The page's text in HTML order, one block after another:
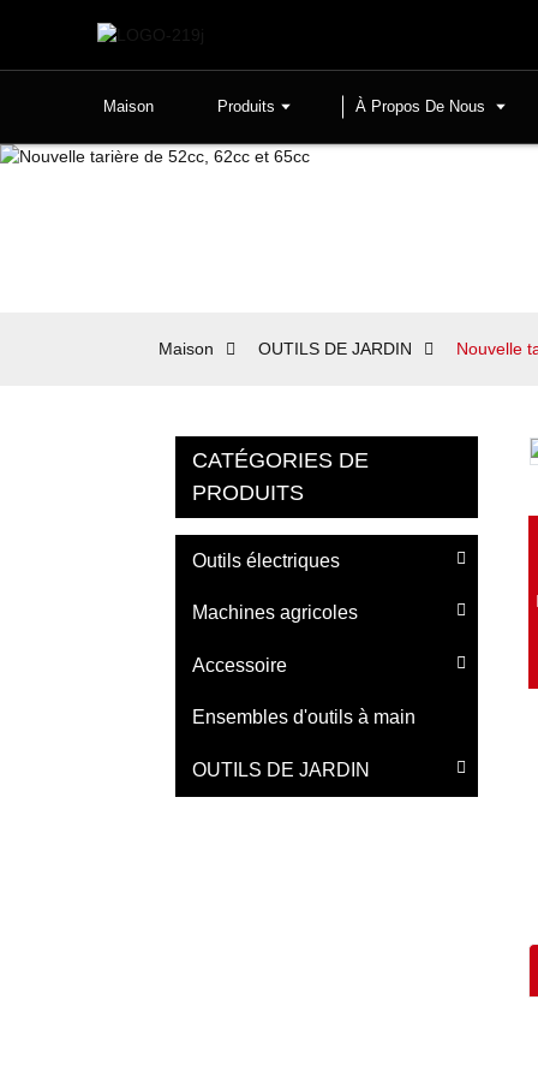
Maison Produits À Propos De Nous
Maison OUTILS DE JARDIN Nouvelle
CATÉGORIES DE
PRODUITS
Outils électriques
Machines agricoles
Accessoire
Ensembles d'outils à main
OUTILS DE JARDIN